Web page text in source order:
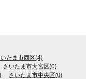
たま市西区(4)
さいたま市大宮区(0)
さいたま市中央区(0)